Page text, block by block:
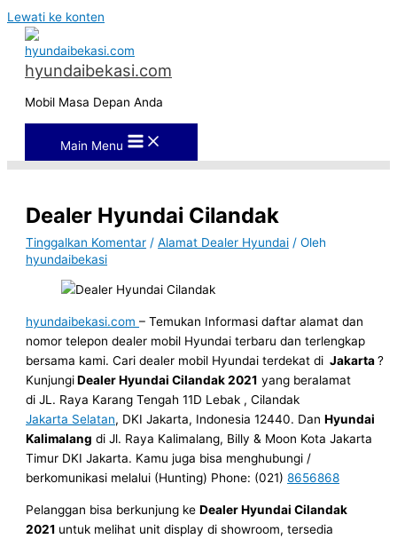
Lewati ke konten
hyundaibekasi.com
Mobil Masa Depan Anda
Main Menu
Dealer Hyundai Cilandak
Tinggalkan Komentar /Alamat Dealer Hyundai / Oleh
hyundaibekasi
hyundaibekasi.com– Temukan Informasi daftar alamat dan
nomor telepon dealer mobil Hyundai terbaru dan terlengkap
bersama kami. Cari dealer mobil Hyundai terdekat di Jakarta?
KunjungiDealer Hyundai Cilandak 2021 yang beralamat
di JL. Raya Karang Tengah 11D Lebak , Cilandak
Jakarta Selatan, DKI Jakarta, Indonesia 12440. DanHyundai
Kalimalang di Jl. Raya Kalimalang, Billy & Moon Kota Jakarta
Timur DKI Jakarta. Kamu juga bisa menghubungi /
berkomunikasi melalui (Hunting) Phone: (021)8656868
Pelanggan bisa berkunjung keDealer HyundaiCilandak
2021 untuk melihat unit display di showroom, tersedia